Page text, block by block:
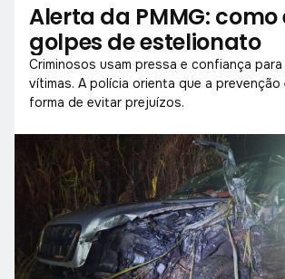
Alerta da PMMG:
golpes de estelionato
Criminosos usam pressa e confiança
vítimas. A polícia orienta que a prevenção
forma de evitar prejuízos.